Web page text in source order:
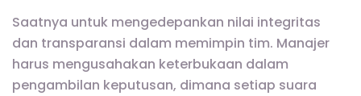
Saatnya untuk mengedepankan nilai integritas
dan transparansi dalam memimpin tim. Manajer
harus mengusahakan keterbukaan dalam
pengambilan keputusan, dimana setiap suara